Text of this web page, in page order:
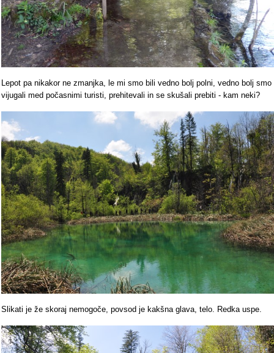
Lepot pa nikakor ne zmanjka, le mi smo bili vedno bolj polni, vedno bolj smo
vijugali med počasnimi turisti, prehitevali in se skušali prebiti - kam neki?
Slikati je že skoraj nemogoče, povsod je kakšna glava, telo. Redka uspe.